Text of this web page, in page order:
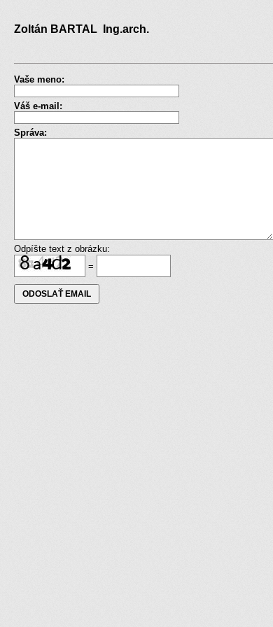
Zoltán BARTAL Ing.arch.
Vaše meno:
Váš e-mail:
Správa:
Odpíšte text z obrázku:
=